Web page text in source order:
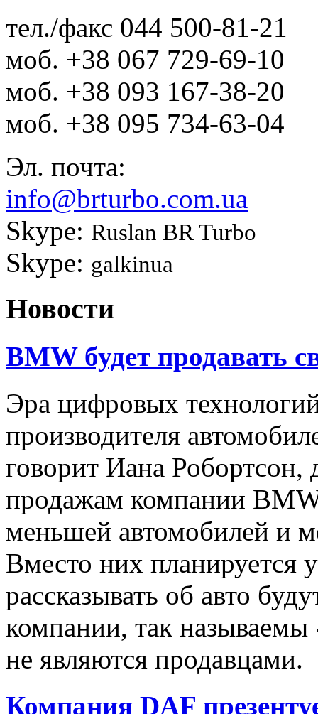
тел./факс 044 500-81-21
моб. +38 067 729-69-10
моб. +38 093 167-38-20
моб. +38 095 734-63-04
Эл. почта:
info@brturbo.com.ua
Skype: Ruslan BR Turbo
Skype: galkinua
Новости
BMW будет продавать
Эра цифровых
производителя
говорит Иана Робортсон,
продажам компании
меньшей автомобилей и
Вместо них планируется
рассказывать об авто
компании, так называемы
не являются продавцами.
Компания DAF